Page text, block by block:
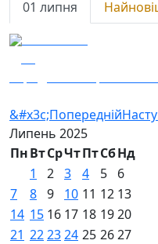
01 липня
&#x3c;Попередній
Липень 2025
ПнВтСрЧтПтСбНд
1
2 3 4 5
6
7
8 9 10 11 12 13
14 15 16 17 18 1920
21 222324 25 2627